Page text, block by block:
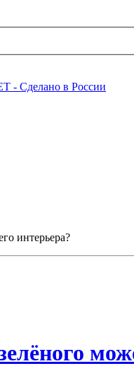
интерьера?